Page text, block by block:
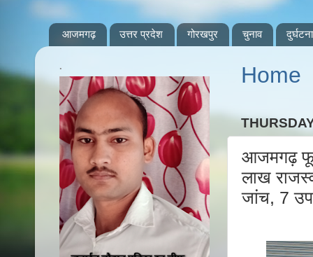
आजमगढ़ उत्तर प्रदेश गोरखपुर चुनाव दुर्घटना
Home
आजमगढ़
लाख
जांच, 7
.